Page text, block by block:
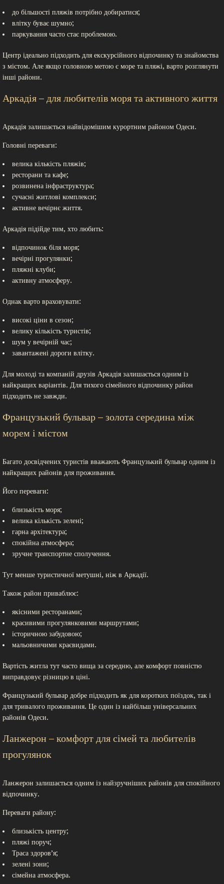
до більшості пляжів потрібно добиратися;
влітку буває шумно;
паркування часто стає проблемою.
Центр ідеально підходить для екскурсійного відпочинку та знайомства
з містом. Але якщо головною метою є море та пляжі, варто розглянути
інші райони.
Аркадія – для любителів моря та активного життя
Аркадія залишається найвідомішим курортним районом Одеси.
Головні переваги:
велика кількість пляжів;
ресторани та кафе;
розвинена інфраструктура;
сучасні житлові комплекси;
активне вечірнє життя.
Аркадія підійде тим, хто любить:
відпочинок біля моря;
вечірні прогулянки;
пляжні клуби;
активну атмосферу.
Однак варто враховувати:
високі ціни в сезон;
велику кількість туристів;
шум у вечірній час;
завантажені дороги влітку.
Для молоді та компаній друзів Аркадія залишається одним із
найкращих варіантів. Для тихого сімейного відпочинку район
підходить не завжди.
Французький бульвар – золота середина між
морем і містом
Багато досвідчених туристів вважають Французький бульвар одним із
найкращих районів для проживання.
Його переваги:
близькість моря;
велика кількість зелені;
гарна архітектура;
спокійна атмосфера;
зручне транспортне сполучення.
Тут менше туристичної метушні, ніж в Аркадії.
Також район приваблює:
якісними ресторанами;
красивими прогулянковими маршрутами;
історичною забудовою;
мальовничими краєвидами.
Вартість житла тут часто вища за середню, але комфорт повністю
виправдовує різницю в ціні.
Французький бульвар добре підходить як для коротких поїздок, так і
для тривалого проживання. Це один із найбільш універсальних
районів Одеси.
Ланжерон – комфорт для сімей та любителів
прогулянок
Ланжерон залишається одним із найзручніших районів для спокійного
відпочинку.
Переваги району:
близькість центру;
пляжі поруч;
Траса здоров’я;
зелені зони;
сімейна атмосфера.